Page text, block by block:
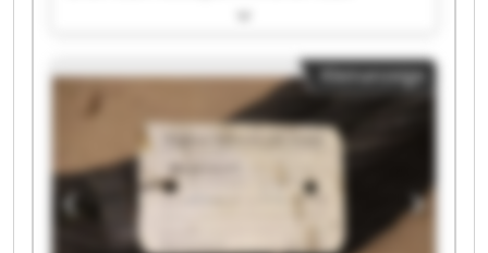
Absaugtechnik GmbH D&M Absaugtechnik
Absaugtechnik GmbH D&M Absaugtechnik
GmbH D&M Absaugtechnik GmbH D&M
Absaugtechnik GmbH D&M Absaugtechnik
GmbH D&M Absaugtechnik GmbH D&M
Absaugtechnik GmbH D&M Absaugtechnik
GmbH D&M Absaugtechnik GmbH D&M
Absaugtechnik GmbH D&M Absaugtechnik
GmbH D&M Absaugtechnik GmbH D&M
Absaugtechnik GmbH D&M Absaugtechnik
Kleinanzeige